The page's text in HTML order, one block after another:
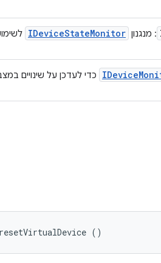
: מנגנון IDeviceStateMonitor
IDevice כדי לעדכן על שינויים
()